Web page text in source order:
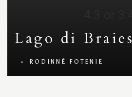
Lago di Braies
RODINNÉ FOTENIE